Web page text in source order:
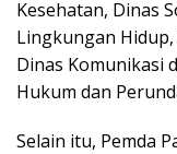
Kesehatan, Dinas
Lingkungan
Dinas Komunikasi
Hukum dan
Selain itu, Pemda